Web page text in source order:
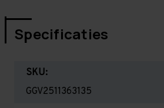
Specificaties
SKU:
GGV2511363135